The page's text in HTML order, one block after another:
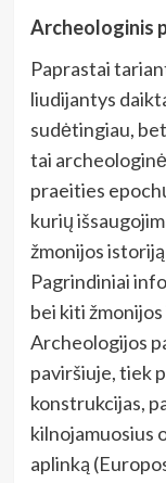
Archeologinis
Paprastai
liudijantys
sudėtingiau,
tai
praeities
kurių
žmonijos
Pagrindiniai
bei kiti
Archeologijos
paviršiuje, tiek
konstrukcijas,
kilnojamuosius
aplinką